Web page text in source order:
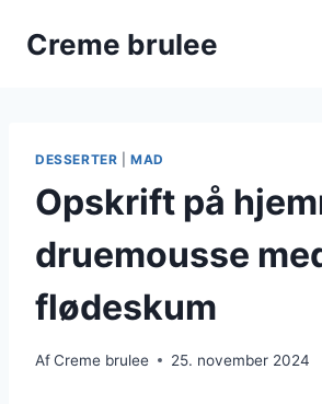
Creme brulee
DESSERTER |MAD
Opskrift på
druemousse
flødeskum
AfCreme brulee 25. november 2024